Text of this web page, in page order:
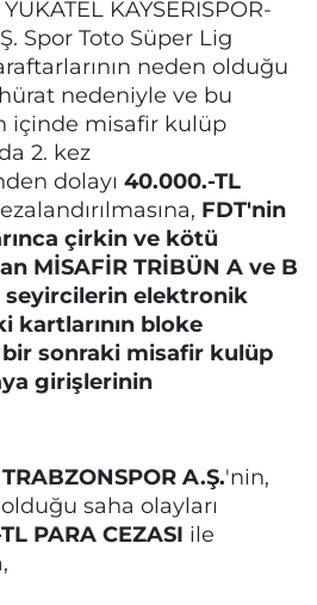
KAYSERİSPOR-
Spor Toto Süper Lig
neden olduğu
nedeniyle ve bu
içinde misafir kulüp
2. kez
dolayı 40.000.-TL
FDT'nin
çirkin ve kötü
MİSAFİR TRİBÜN A ve B
seyircilerin elektronik
kartlarının bloke
sonraki misafir kulüp
girişlerinin
TRABZONSPOR A.Ş.'nin,
saha olayları
PARA CEZASI ile